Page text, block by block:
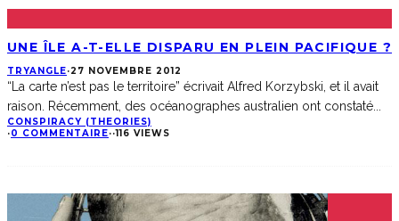
UNE ÎLE A-T-ELLE DISPARU EN PLEIN PACIFIQUE ?
TRYANGLE·27 NOVEMBRE 2012
“La carte n’est pas le territoire” écrivait Alfred Korzybski, et il avait
raison. Récemment, des océanographes australien ont constaté...
CONSPIRACY (THEORIES)
·0 COMMENTAIRE··116 VIEWS